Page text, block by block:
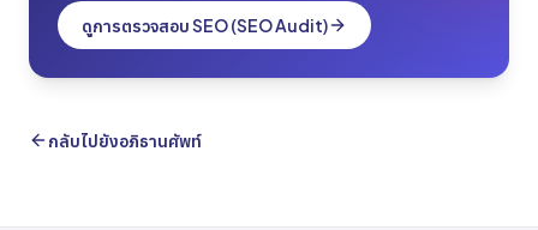
ดูการตรวจสอบ SEO (SEO Audit)
กลับไปยังอภิธานศัพท์